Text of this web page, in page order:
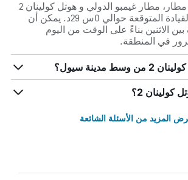
المسافة بين أقرب مطار، مطار غيمبو الدولي و هوتل كولينان 2
هي 38.1 كم ومدة القيادة المتوقعة حوالي 0س 29د. يمكن أن
الاثنين بناءً على الوقت من اليوم
في المنطقة.
مدينة سيول؟
2؟
المزيد من الأسئلة الشائعة